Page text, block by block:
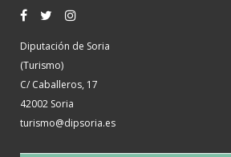
Diputación de Soria
(Turismo)
C/ Caballeros, 17
42002 Soria
turismo@dipsoria.es